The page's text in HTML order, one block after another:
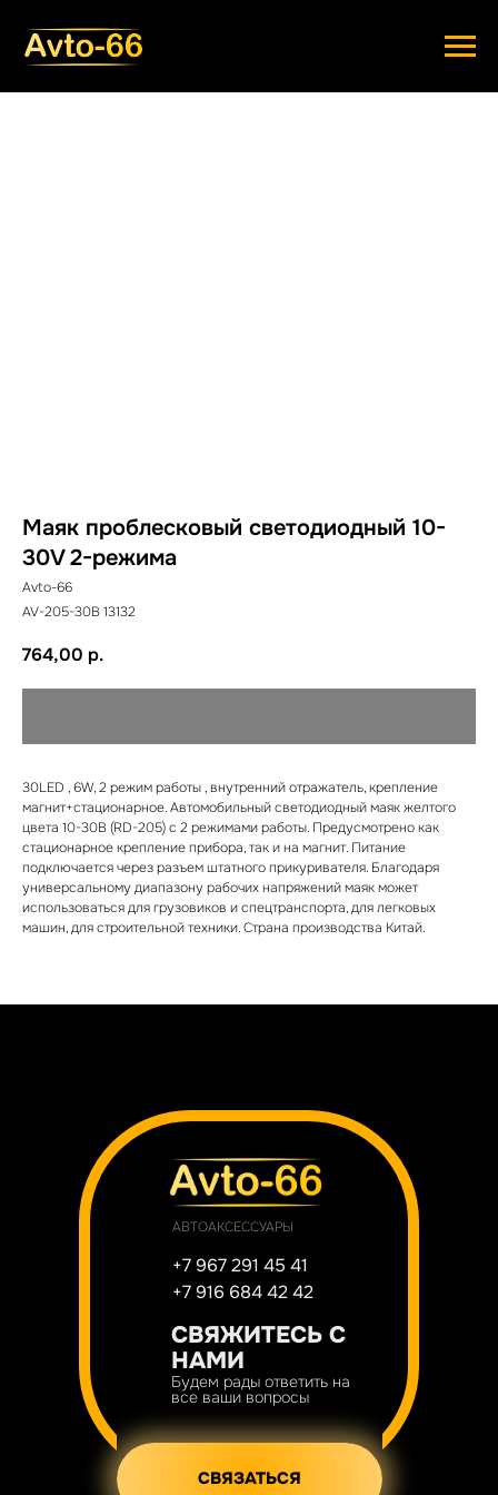
Маяк проблесковый светодиодный 10-
30V 2-режима
Avto-66
AV-205-30B 13132
764,00 р.
30LED , 6W, 2 режим работы , внутренний отражатель, крепление
магнит+стационарное. Автомобильный светодиодный маяк желтого
цвета 10-30В (RD-205) с 2 режимами работы. Предусмотрено как
стационарное крепление прибора, так и на магнит. Питание
подключается через разъем штатного прикуривателя. Благодаря
универсальному диапазону рабочих напряжений маяк может
использоваться для грузовиков и спецтранспорта, для легковых
машин, для строительной техники. Страна производства Китай.
СВЯЗАТЬСЯ
Будем рады ответить на
все ваши вопросы
СВЯЖИТЕСЬ С
НАМИ
АВТОАКСЕССУАРЫ
+7 967 291 45 41
+7 916 684 42 42